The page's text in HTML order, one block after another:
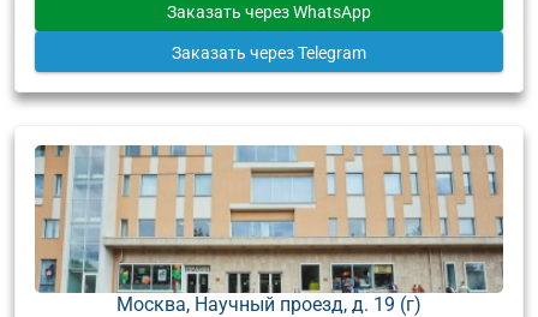
Заказать через WhatsApp
Заказать через Telegram
Москва, Научный проезд, д. 19 (г)